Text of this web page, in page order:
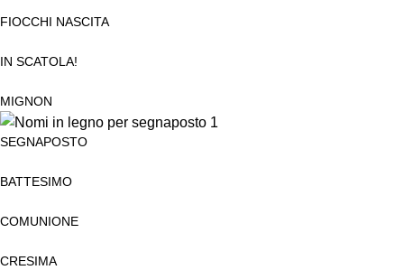
FIOCCHI NASCITA
IN SCATOLA!
MIGNON
SEGNAPOSTO
BATTESIMO
COMUNIONE
CRESIMA